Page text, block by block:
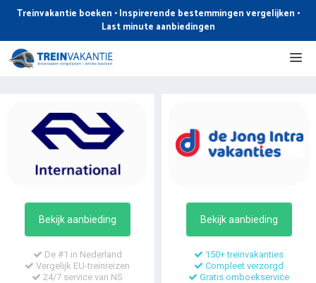
de
inhoud
Treinvakantie boeken • Inspirerende bestemmingen vergelijken •
Last minute aanbiedingen
Bekijk aanbieding
De #1 in Nederland
Vergelijk EU-treinreizen
24/7 service van NS
Bekijk aanbieding
150+ treinvakanties
Compleet verzorgd
Gratis omboekservice